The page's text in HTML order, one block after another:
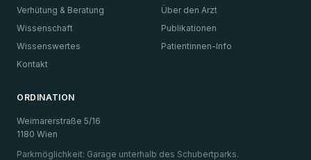
Verhütung & Beratung
Über den Arzt
Wissenschaft
Publikationen
Wissenswertes
Patientinnen-Info
Kontakt
ORDINATION
Weimarerstraße 5/16
1180 Wien
Parkmöglichkeit: Garage unterhalb des Schubertparks.